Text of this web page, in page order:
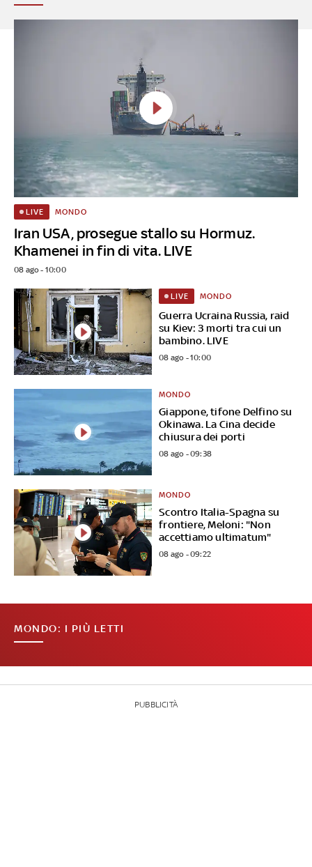
Iran USA, prosegue stallo su Hormuz.
Khamenei in fin di vita. LIVE
LIVE MONDO
08 ago - 10:00
Guerra Ucraina Russia, raid
su Kiev: 3 morti tra cui un
bambino. LIVE
LIVE MONDO
08 ago - 10:00
Giappone, tifone Delfino su
Okinawa. La Cina decide
chiusura dei porti
MONDO
08 ago - 09:38
Scontro Italia-Spagna su
frontiere, Meloni: "Non
accettiamo ultimatum"
MONDO
08 ago - 09:22
MONDO: I PIÙ LETTI
PUBBLICITÀ